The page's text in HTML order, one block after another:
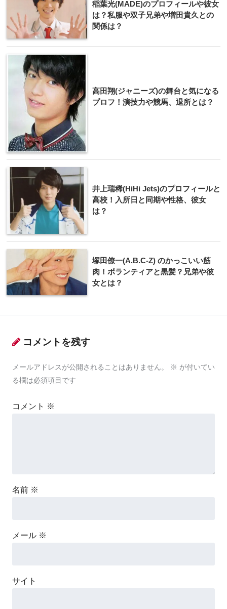
稲葉光(MADE)のプロフィールや彼女
は？私服や双子兄弟や増田貴久との
関係は？
高田翔(ジャニーズ)の舞台と気になる
プロフ！演技力や競馬、退所とは？
井上瑞稀(HiHi Jets)のプロフィールと
高校！入所日と同期や性格、彼女
は？
塚田僚一(A.B.C-Z) のかっこいい筋
肉！ボランティアと黒髪？兄弟や彼
女とは？
コメントを残す
メールアドレスが公開されることはありません。 ※ が付いてい
る欄は必須項目です
コメント ※
名前 ※
メール ※
サイト